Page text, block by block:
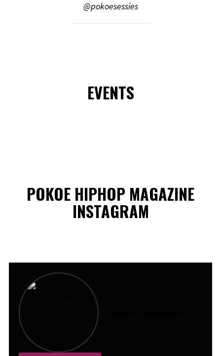
@pokoesessies
EVENTS
POKOE HIPHOP MAGAZINE
INSTAGRAM